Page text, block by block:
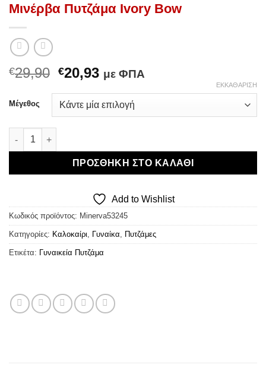
Μινέρβα Πυτζάμα Ivory Bow
€29,90 Original
was:
€29,90.
€20,93Η
τιμή
είναι:
με ΦΠΑ
Μέγεθος
ΕΚΚΑΘΆΡΙΣΗ
Μινέρβα Πυτζάμα Ivory Bow ποσότητα
ΠΡΟΣΘΉΚΗ ΣΤΟ ΚΑΛΆΘΙ
Add to Wishlist
Κωδικός προϊόντος: Minerva53245
Κατηγορίες: Καλοκαίρι, Γυναίκα, Πυτζάμες
Ετικέτα: Γυναικεία Πυτζάμα